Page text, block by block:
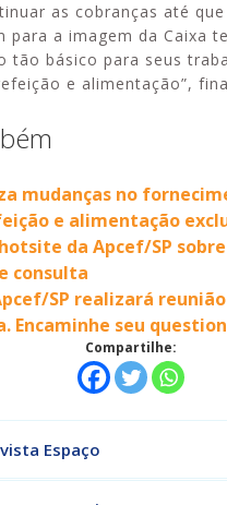
as cobranças até
para a imagem da Caixa
tão básico para seus
e alimentação”,
mudanças no
e alimentação
da Apcef/SP
consulta
SP realizará
Encaminhe seu
Compartilhe:
Espaço